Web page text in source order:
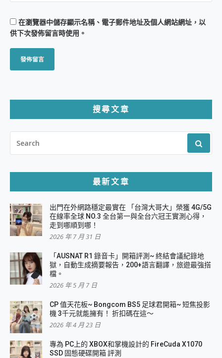
在瀏覽器中儲存顯示名稱、電子郵件地址及個人網站網址，以
供下次發佈留言時使用。
搜尋文章
FOR:
最新文章
出門在外網路穩定最實在 「台灣大哥大」榮獲 4G/5G
在線率全球 NO.3 全台第一與全台六冠王實測心得，
走到哪順到哪！
2026 年 7 月 31 日
「AUSNAT R1 錄音卡」開箱評測~ 終結會議紀錄地
獄，自動生成摘要報告，200+語言翻譯，旅遊最強搭
檔。
2026 年 5 月 7 日
CP 值天花板~ Bongcom BS5 足球君開箱~ 短焦投影
機 3千元就能擁有！ 折扣碼在這～
2026 年 4 月 23 日
專為 PC上的 XBOX和掌機設計的 FireCuda X1070
SSD 固態硬碟開箱 評測